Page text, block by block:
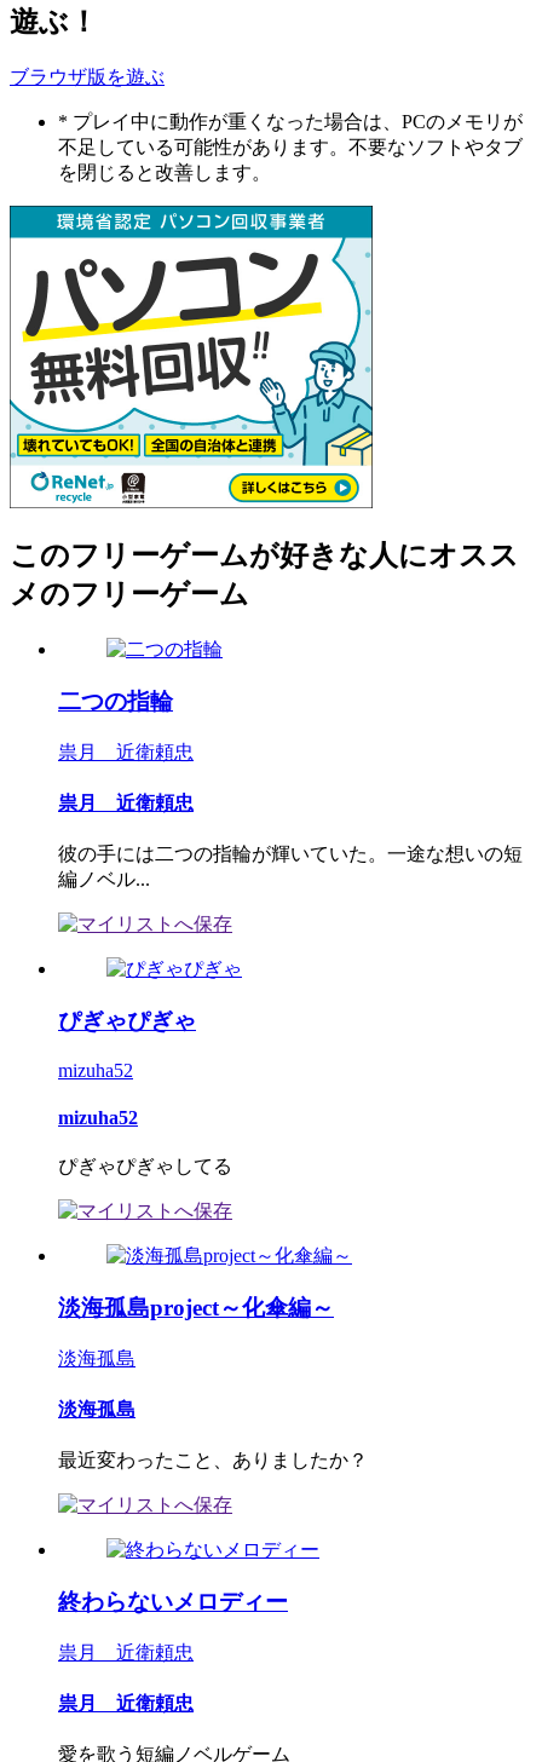
遊ぶ！
ブラウザ版を遊ぶ
* プレイ中に動作が重くなった場合は、PCのメモリが
不足している可能性があります。不要なソフトやタブ
を閉じると改善します。
このフリーゲームが好きな人にオスス
メのフリーゲーム
二つの指輪
祟月 近衛頼忠
祟月 近衛頼忠
彼の手には二つの指輪が輝いていた。一途な想いの短
編ノベル...
ぴぎゃぴぎゃ
mizuha52
mizuha52
ぴぎゃぴぎゃしてる
淡海孤島project～化傘編～
淡海孤島
淡海孤島
最近変わったこと、ありましたか？
終わらないメロディー
祟月 近衛頼忠
祟月 近衛頼忠
愛を歌う短編ノベルゲーム